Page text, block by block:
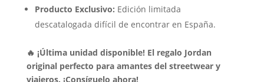
Producto Exclusivo: Edición limitada
descatalogada difícil de encontrar en España.
🔥 ¡Última unidad disponible! El regalo Jordan
original perfecto para amantes del streetwear y
viajeros. ¡Consíguelo ahora!